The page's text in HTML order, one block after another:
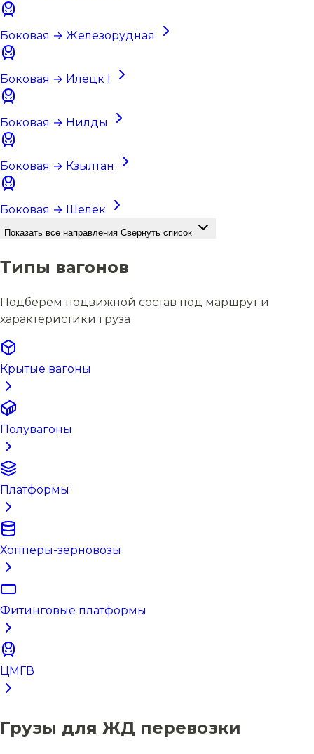
Боковая → Железорудная
Боковая → Илецк I
Боковая → Нилды
Боковая → Кзылтан
Боковая → Шелек
Показать все направления Свернуть список
Типы вагонов
Подберём подвижной состав под маршрут и
характеристики груза
Крытые вагоны
Полувагоны
Платформы
Хопперы-зерновозы
Фитинговые платформы
ЦМГВ
Грузы для ЖД перевозки